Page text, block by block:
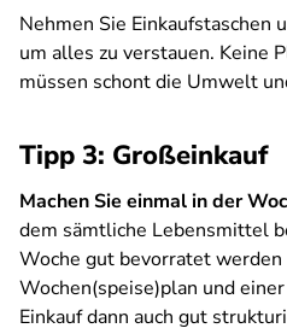
Nehmen Sie Einkaufstaschen
um alles zu verstauen. Keine
müssen schont die Umwelt
Tipp 3: Großeinkauf
Machen Sie einmal in der
dem sämtliche Lebensmittel
Woche gut bevorratet
Wochen(speise)plan und
Einkauf dann auch gut